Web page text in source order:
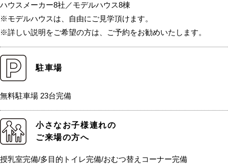
ハウスメーカー8社／モデルハウス8棟
※モデルハウスは、自由にご見学頂けます。
※詳しい説明をご希望の方は、ご予約をお勧めいたします。
駐車場
無料駐車場 23台完備
小さなお子様連れの
ご来場の方へ
授乳室完備/多目的トイレ完備/おむつ替えコーナー完備